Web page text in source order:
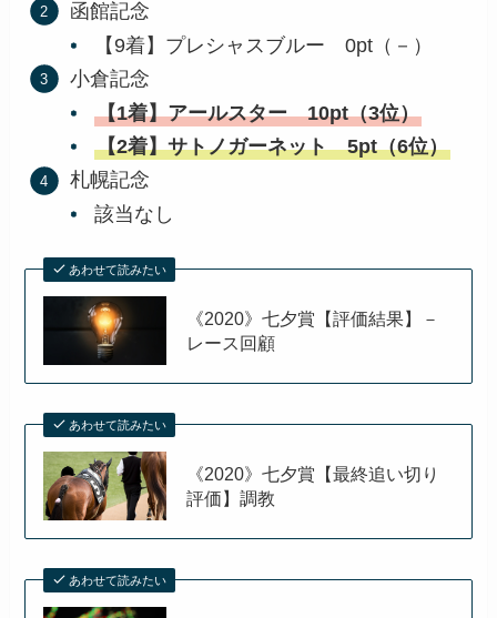
函館記念
【9着】プレシャスブルー 0pt（－）
小倉記念
【1着】アールスター 10pt（3位）
【2着】サトノガーネット 5pt（6位）
札幌記念
該当なし
あわせて読みたい
《2020》七夕賞【評価結果】－
レース回顧
あわせて読みたい
《2020》七夕賞【最終追い切り
評価】調教
あわせて読みたい